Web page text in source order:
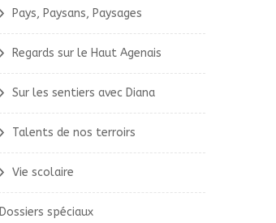
Pays, Paysans, Paysages
Regards sur le Haut Agenais
Sur les sentiers avec Diana
Talents de nos terroirs
Vie scolaire
Dossiers spéciaux